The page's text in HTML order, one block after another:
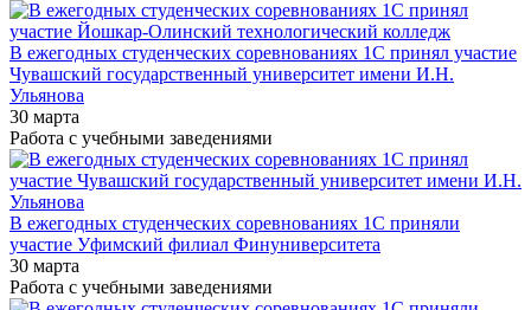
В ежегодных студенческих соревнованиях 1С принял участие
Чувашский государственный университет имени И.Н.
Ульянова
30 марта
Работа с учебными заведениями
В ежегодных студенческих соревнованиях 1С приняли
участие Уфимский филиал Финуниверситета
30 марта
Работа с учебными заведениями